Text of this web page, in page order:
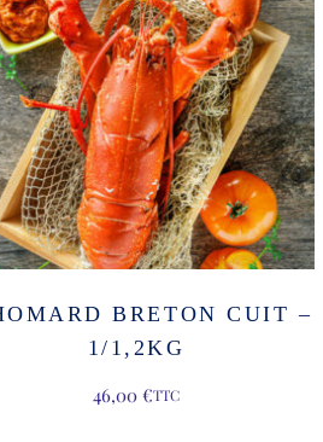
BRETON CUIT –
1/1,2KG
46,00 €TTC